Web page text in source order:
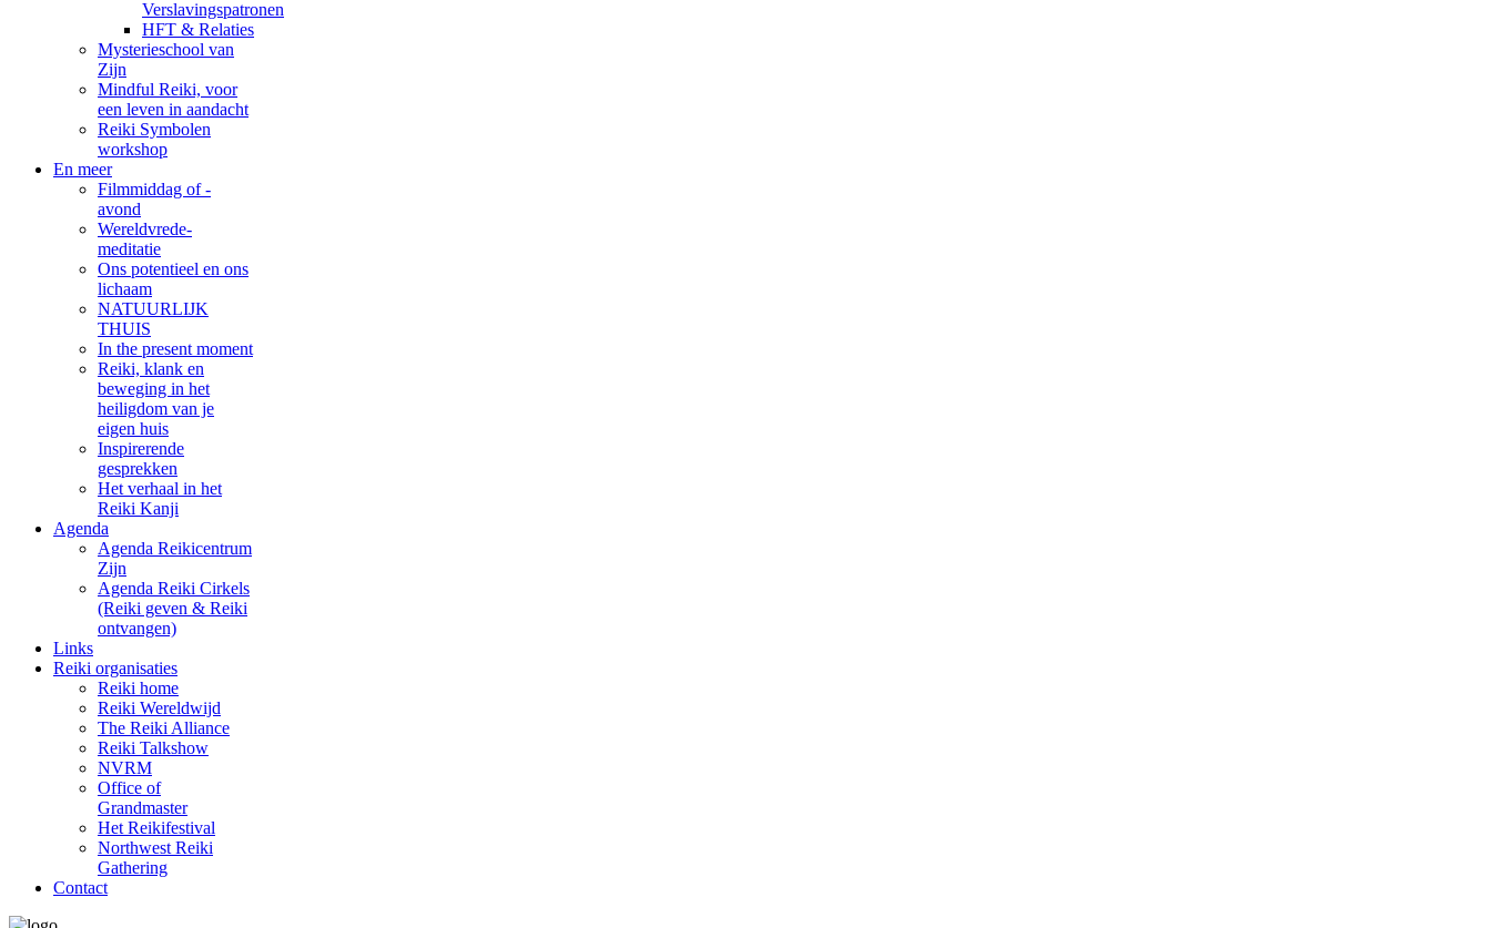
Verslavingspatronen
HFT & Relaties
Mysterieschool van
Zijn
Mindful Reiki, voor
een leven in aandacht
Reiki Symbolen
workshop
En meer
Filmmiddag of -
avond
Wereldvrede-
meditatie
Ons potentieel en ons
lichaam
NATUURLIJK
THUIS
In the present moment
Reiki, klank en
beweging in het
heiligdom van je
eigen huis
Inspirerende
gesprekken
Het verhaal in het
Reiki Kanji
Agenda
Agenda Reikicentrum
Zijn
Agenda Reiki Cirkels
(Reiki geven & Reiki
ontvangen)
Links
Reiki organisaties
Reiki home
Reiki Wereldwijd
The Reiki Alliance
Reiki Talkshow
NVRM
Office of
Grandmaster
Het Reikifestival
Northwest Reiki
Gathering
Contact